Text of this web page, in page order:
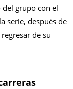
grupo con el
serie, después de
de su